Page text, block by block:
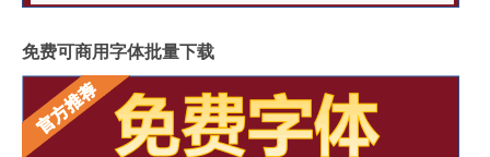
免费可商用字体批量下载